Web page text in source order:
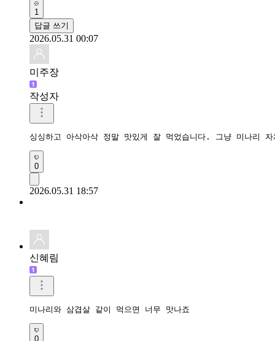
1
답글 쓰기
2026.05.31 00:07
미주장
작성자
싱싱하고 아삭아삭 정말 맛있게 잘 먹었습니다. 그냥 미나리
0
2026.05.31 18:57
신혜림
미나리와 삼겹살 같이 먹으면 너무 맛나죠
0